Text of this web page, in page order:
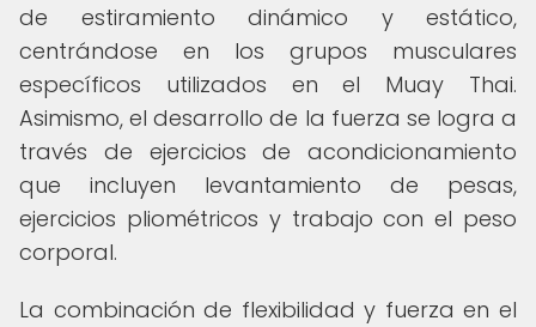
de estiramiento dinámico y estático,
centrándose en los grupos musculares
específicos utilizados en el Muay Thai.
Asimismo, el desarrollo de la fuerza se logra a
través de ejercicios de acondicionamiento
que incluyen levantamiento de pesas,
ejercicios pliométricos y trabajo con el peso
corporal.
La combinación de flexibilidad y fuerza en el